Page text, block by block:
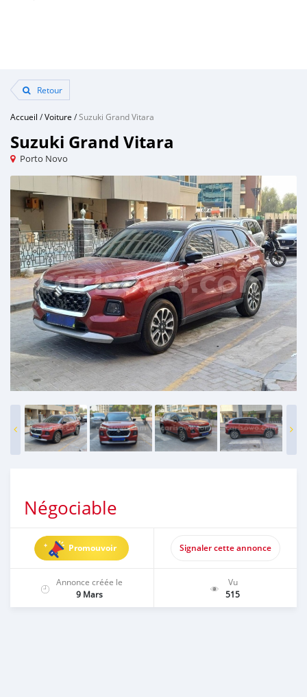
Retour
Accueil /Voiture /Suzuki Grand Vitara
Suzuki Grand Vitara
Porto Novo
Négociable
Promouvoir Signaler cette annonce
Annonce créée le
9 Mars
Vu
515